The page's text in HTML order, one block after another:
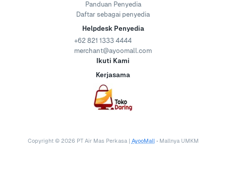
Panduan Penyedia
Daftar sebagai penyedia
Helpdesk Penyedia
+62 821 1333 4444
merchant@ayoomall.com
Ikuti Kami
Kerjasama
Copyright © 2026 PT Air Mas Perkasa | AyooMall • Mallnya UMKM